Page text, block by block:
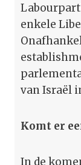
enkele
van Israël
Komt er
In de